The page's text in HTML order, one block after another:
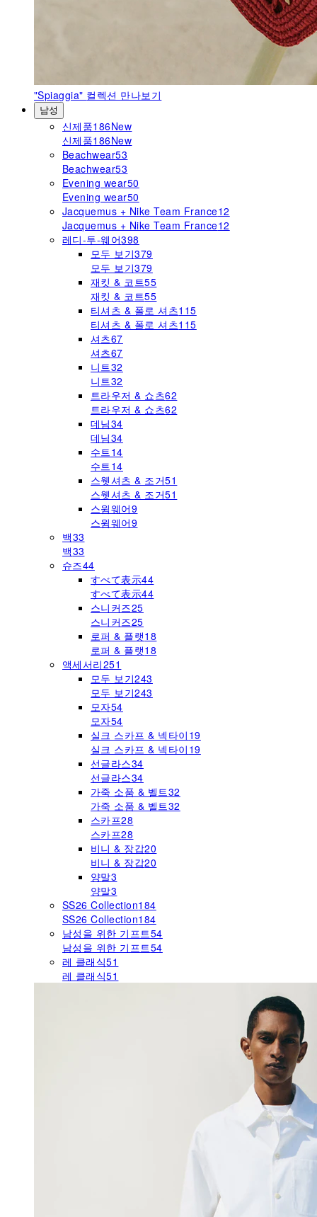
"Spiaggia" 컬렉션 만나보기
남성
신제품186New
신제품186New
Beachwear53
Beachwear53
Evening wear50
Evening wear50
Jacquemus + Nike Team France12
Jacquemus + Nike Team France12
레디-투-웨어398
모두 보기379
모두 보기379
재킷 & 코트55
재킷 & 코트55
티셔츠 & 폴로 셔츠115
티셔츠 & 폴로 셔츠115
셔츠67
셔츠67
니트32
니트32
트라우저 & 쇼츠62
트라우저 & 쇼츠62
데님34
데님34
수트14
수트14
스웻셔츠 & 조거51
스웻셔츠 & 조거51
스윔웨어9
스윔웨어9
백33
백33
슈즈44
すべて表示44
すべて表示44
스니커즈25
스니커즈25
로퍼 & 플랫18
로퍼 & 플랫18
액세서리251
모두 보기243
모두 보기243
모자54
모자54
실크 스카프 & 넥타이 19
실크 스카프 & 넥타이 19
선글라스34
선글라스34
가죽 소품 & 벨트32
가죽 소품 & 벨트32
스카프28
스카프28
비니 & 장갑20
비니 & 장갑20
양말3
양말3
SS26 Collection184
SS26 Collection184
남성을 위한 기프트54
남성을 위한 기프트54
레 클래식51
레 클래식51